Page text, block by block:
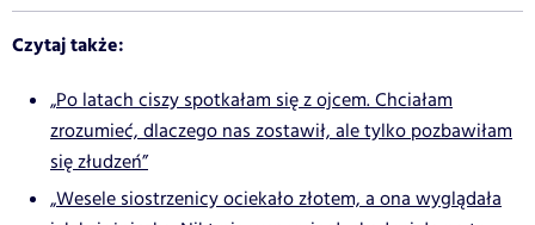
Czytaj także:
„Po latach ciszy spotkałam się z ojcem. Chciałam
zrozumieć, dlaczego nas zostawił, ale tylko pozbawiłam
się złudzeń”
„Wesele siostrzenicy ociekało złotem, a ona wyglądała